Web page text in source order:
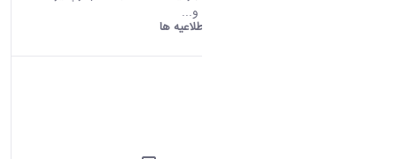
شدگان میهمان و...
اطلاعیه ها